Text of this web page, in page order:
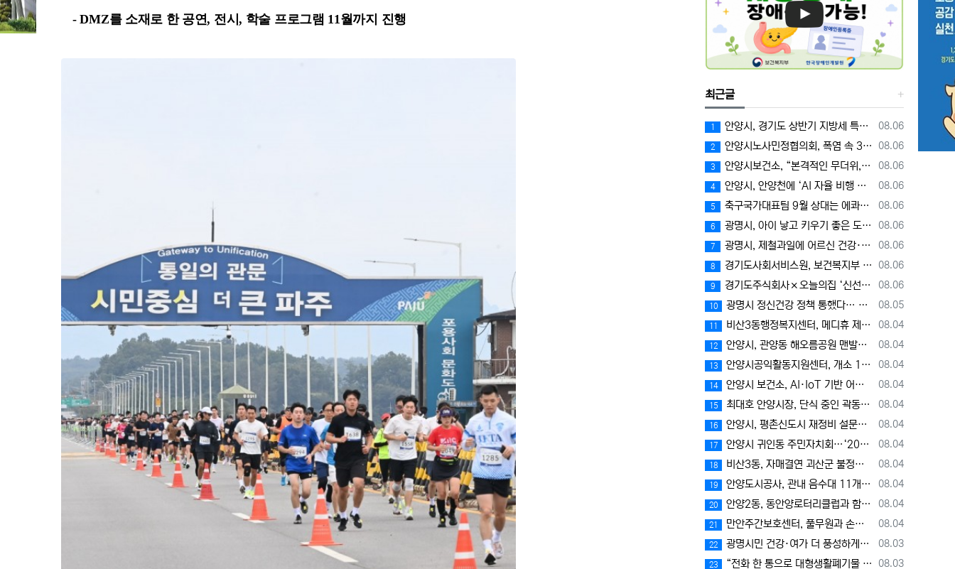
- DMZ를 소재로 한 공연, 전시, 학술 프로그램 11월까지 진행
최근글
등록일
08.06
1 안양시, 경기도 상반기 지방세 특별징수대책 평가 ‘우수상’
등록일
08.06
2 안양시노사민정협의회, 폭염 속 3차 안전문화 캠페인 전개
등록일
08.06
3 안양시보건소, “본격적인 무더위, 장관감염증 예방에 각별한 주의 필요”
등록일
08.06
4 안양시, 안양천에 ‘AI 자율 비행 드론’ 투입…폭염 속 온열 질환 예방 계도
등록일
08.06
5 축구국가대표팀 9월 상대는 에콰도르와 우루과이, 9.10월 A매치 4연전 상대 모두 확정
등록일
08.06
6 광명시, 아이 낳고 키우기 좋은 도시 입증… 출생아 증가율 경기도 1위
등록일
08.06
7 광명시, 제철과일에 어르신 건강·안부 담아 전한다
등록일
08.06
8 경기도사회서비스원, 보건복지부 경영평가 2년 연속 A등급 달성
등록일
08.06
9 경기도주식회사×오늘의집 ‘신선식품 기획전’에서 과일·고기 최대 30% 할인
등록일
08.05
10 광명시 정신건강 정책 통했다… 시민 마음건강, 경기도 최고 수준
등록일
08.04
11 비산3동행정복지센터, 메디휴 제일내과의원으로부터 장학금 300만 원 기탁받아
등록일
08.04
12 안양시, 관양동 해오름공원 맨발산책길 개장
등록일
08.04
13 안양시공익활동지원센터, 개소 1주년 맞아 기념식 및 공익활동네트워크 이음식 개최
등록일
08.04
14 안양시 보건소, AI·IoT 기반 어르신 건강관리사업으로 건강한 노후 지원
등록일
08.04
15 최대호 안양시장, 단식 중인 곽동윤 시 의원 방문…"의회 조속히 정상화돼야"
등록일
08.04
16 안양시, 평촌신도시 재정비 설문조사 실시…“주민이 만드는 평촌 미래”
등록일
08.04
17 안양시 귀인동 주민자치회…‘2026년 경기도 주민자치 우수사례 경연대회’장려상 수상
등록일
08.04
18 비산3동, 자매결연 괴산군 불정면 농·특산물 직거래 장터 열어
등록일
08.04
19 안양도시공사, 관내 음수대 11개소 수질검사 '적합' 시민 안심 이용 환경 조성
등록일
08.04
20 안양2동, 동안양로터리클럽과 함께하는「이웃사촌 프로젝트」본격 추진
등록일
08.04
21 만안주간보호센터, 풀무원과 손잡고 어르신 대상 음식 제조 강의 개최
등록일
08.03
22 광명시민 건강·여가 더 풍성하게… 광명스피돔 ‘경륜공원 스포츠센터’ 8월 5일부터 운영
등록일
08.03
23 “전화 한 통으로 대형생활폐기물 배출 신고하세요” 광명시, 3일부터 폐기물 지원센터 전화 신고 서비스 운영